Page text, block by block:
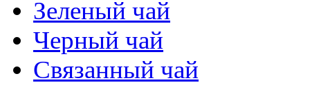
Зеленый чай
Черный чай
Связанный чай